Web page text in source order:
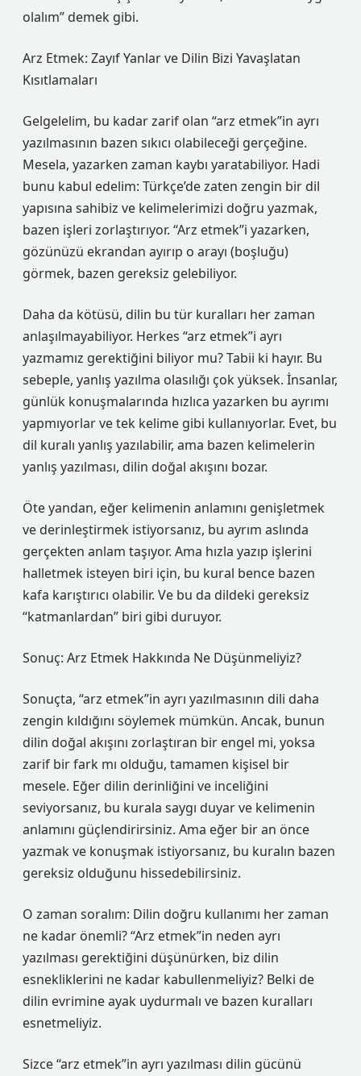
olalım” demek gibi.
Arz Etmek: Zayıf Yanlar ve Dilin Bizi Yavaşlatan
Kısıtlamaları
Gelgelelim, bu kadar zarif olan “arz etmek”in ayrı
yazılmasının bazen sıkıcı olabileceği gerçeğine.
Mesela, yazarken zaman kaybı yaratabiliyor. Hadi
bunu kabul edelim: Türkçe’de zaten zengin bir dil
yapısına sahibiz ve kelimelerimizi doğru yazmak,
bazen işleri zorlaştırıyor. “Arz etmek”i yazarken,
gözünüzü ekrandan ayırıp o arayı (boşluğu)
görmek, bazen gereksiz gelebiliyor.
Daha da kötüsü, dilin bu tür kuralları her zaman
anlaşılmayabiliyor. Herkes “arz etmek”i ayrı
yazmamız gerektiğini biliyor mu? Tabii ki hayır. Bu
sebeple, yanlış yazılma olasılığı çok yüksek. İnsanlar,
günlük konuşmalarında hızlıca yazarken bu ayrımı
yapmıyorlar ve tek kelime gibi kullanıyorlar. Evet, bu
dil kuralı yanlış yazılabilir, ama bazen kelimelerin
yanlış yazılması, dilin doğal akışını bozar.
Öte yandan, eğer kelimenin anlamını genişletmek
ve derinleştirmek istiyorsanız, bu ayrım aslında
gerçekten anlam taşıyor. Ama hızla yazıp işlerini
halletmek isteyen biri için, bu kural bence bazen
kafa karıştırıcı olabilir. Ve bu da dildeki gereksiz
“katmanlardan” biri gibi duruyor.
Sonuç: Arz Etmek Hakkında Ne Düşünmeliyiz?
Sonuçta, “arz etmek”in ayrı yazılmasının dili daha
zengin kıldığını söylemek mümkün. Ancak, bunun
dilin doğal akışını zorlaştıran bir engel mi, yoksa
zarif bir fark mı olduğu, tamamen kişisel bir
mesele. Eğer dilin derinliğini ve inceliğini
seviyorsanız, bu kurala saygı duyar ve kelimenin
anlamını güçlendirirsiniz. Ama eğer bir an önce
yazmak ve konuşmak istiyorsanız, bu kuralın bazen
gereksiz olduğunu hissedebilirsiniz.
O zaman soralım: Dilin doğru kullanımı her zaman
ne kadar önemli? “Arz etmek”in neden ayrı
yazılması gerektiğini düşünürken, biz dilin
esnekliklerini ne kadar kabullenmeliyiz? Belki de
dilin evrimine ayak uydurmalı ve bazen kuralları
esnetmeliyiz.
Sizce “arz etmek”in ayrı yazılması dilin gücünü